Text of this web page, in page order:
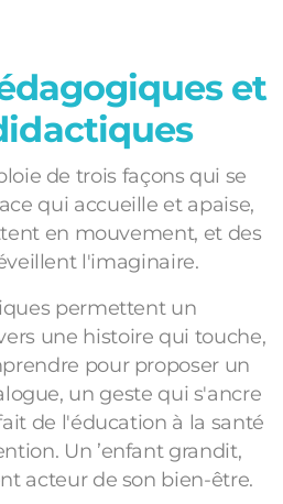
et
de trois façons qui se
qui accueille et apaise,
en mouvement, et des
l'imaginaire.
permettent un
une histoire qui touche,
pour proposer un
un geste qui s'ancre
de l'éducation à la santé
Un ’enfant grandit,
acteur de son bien-être.